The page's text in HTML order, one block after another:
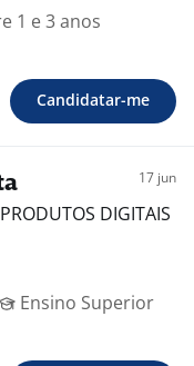
1 e 3 anos
Candidatar-me
17 jun
DIGITAIS
Ensino Superior